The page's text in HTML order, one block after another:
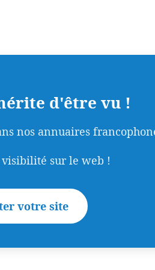
d'être vu !
nos annuaires
visibilité sur le web !
votre site